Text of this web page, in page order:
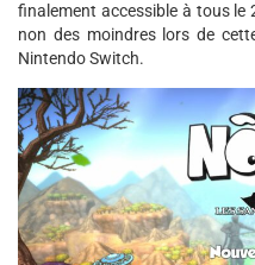
finalement accessible à tous
non des moindres lors de
Nintendo Switch.